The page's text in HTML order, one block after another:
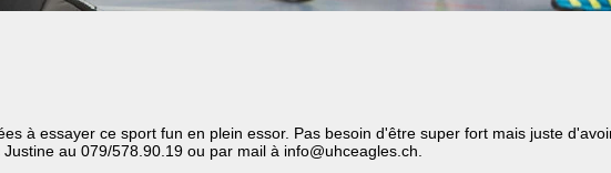
à essayer ce sport fun en plein essor. Pas besoin d'être super fort mais juste
au 079/578.90.19 ou par mail à info@uhceagles.ch.